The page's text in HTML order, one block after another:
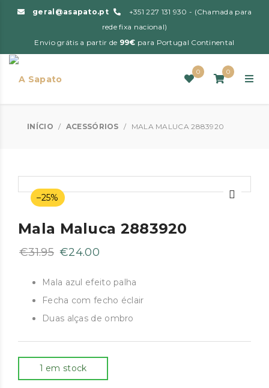
geral@asapato.pt
+351 227 131 930 - (Chamada para
rede fixa nacional)
Envio grátis a partir de 99€ para Portugal Continental
0 0
INÍCIO / ACESSÓRIOS / MALA MALUCA 2883920
–25%
Mala Maluca 2883920
€31.95 O
original
era:
€31.95.
€24.00
atual
é:
€24.00.
Mala azul efeito palha
Fecha com fecho éclair
Duas alças de ombro
1 em stock